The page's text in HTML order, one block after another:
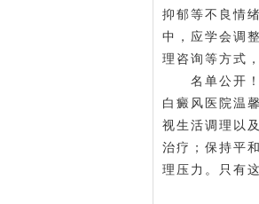
抑郁等不良情
中，应学会调
理咨询等方式
名单公开！
白癜风医院温
视生活调理以
治疗；保持平
理压力。只有